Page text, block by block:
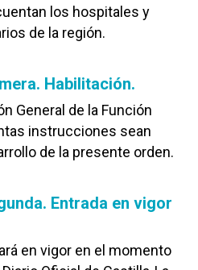
los hospitales y
de la región.
Habilitación.
General de la Función
instrucciones sean
de la presente orden.
Entrada en vigor
en vigor en el momento